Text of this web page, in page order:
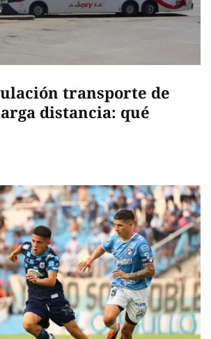
transporte de
distancia: qué